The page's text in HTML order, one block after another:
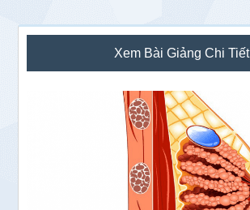
Sidebar
chính
Xem Bài Giảng Chi Tiết